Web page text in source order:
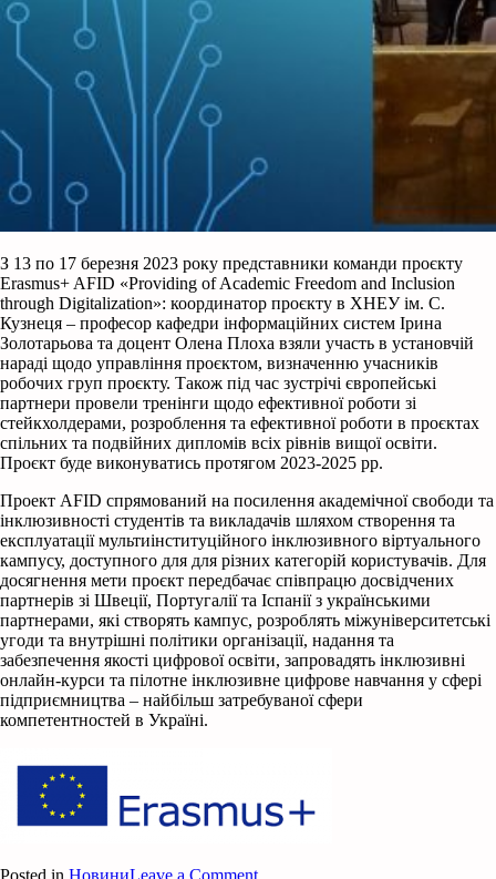
З 13 по 17 березня 2023 року представники команди проєкту
Erasmus+ AFID «Providing of Academic Freedom and Inclusion
through Digitalization»: координатор проєкту в ХНЕУ ім. С.
Кузнеця – професор кафедри інформаційних систем Ірина
Золотарьова та доцент Олена Плоха взяли участь в установчій
нараді щодо управління проєктом, визначенню учасників
робочих груп проєкту. Також під час зустрічі європейські
партнери провели тренінги щодо ефективної роботи зі
стейкхолдерами, розроблення та ефективної роботи в проєктах
спільних та подвійних дипломів всіх рівнів вищої освіти.
Проєкт буде виконуватись протягом 2023-2025 рр.
Проект AFID спрямований на посилення академічної свободи та
інклюзивності студентів та викладачів шляхом створення та
експлуатації мультиінституційного інклюзивного віртуального
кампусу, доступного для для різних категорій користувачів. Для
досягнення мети проєкт передбачає співпрацю досвідчених
партнерів зі Швеції, Португалії та Іспанії з українськими
партнерами, які створять кампус, розроблять міжуніверситетські
угоди та внутрішні політики організації, надання та
забезпечення якості цифрової освіти, запровадять інклюзивні
онлайн-курси та пілотне інклюзивне цифрове навчання у сфері
підприємництва – найбільш затребуваної сфери
компетентностей в Україні.
Posted in НовиниLeave a Commenton